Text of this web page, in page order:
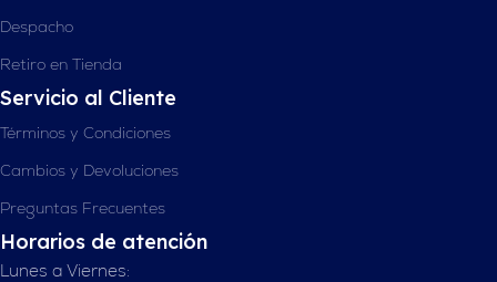
Despacho
Retiro en Tienda
Servicio al Cliente
Términos y Condiciones
Cambios y Devoluciones
Preguntas Frecuentes
Horarios de atención
Lunes a Viernes: